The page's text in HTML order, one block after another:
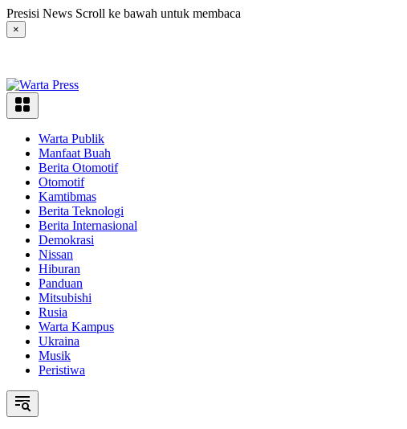
Langsung
ke
konten
Presisi News Scroll ke bawah untuk membaca
×
Warta Publik
Manfaat Buah
Berita Otomotif
Otomotif
Kamtibmas
Berita Teknologi
Berita Internasional
Demokrasi
Nissan
Hiburan
Panduan
Mitsubishi
Rusia
Warta Kampus
Ukraina
Musik
Peristiwa